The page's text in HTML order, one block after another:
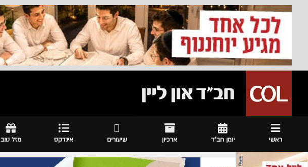
ראשי יומן חב"ד ארכיון שיעורים אינדקס מזל טוב